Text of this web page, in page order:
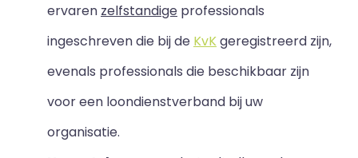
ervaren zelfstandige professionals
ingeschreven die bij de KvKgeregistreerd zijn,
evenals professionals die beschikbaar zijn
voor een loondienstverband bij uw
organisatie.